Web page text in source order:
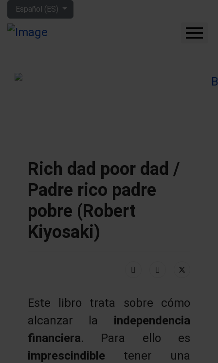
Seleccione su idioma
Español (ES)
APRENDE MÁS
Rich dad poor dad /
Padre rico padre
pobre (Robert
Kiyosaki)
Este libro trata sobre cómo
alcanzar la independencia
financiera. Para ello es
imprescindible tener una